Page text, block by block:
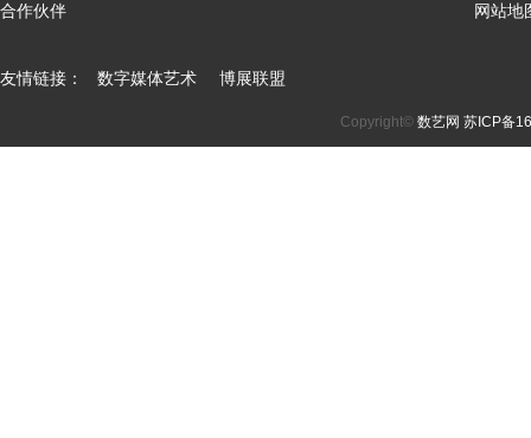
合作伙伴
网站地
友情链接： 数字媒体艺术 博展联盟
Copyright© 数艺网 苏ICP备